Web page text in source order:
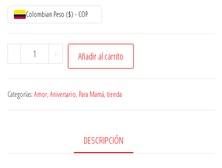
Colombian Peso ($) - COP
-
Caja
de
Burbuja
+ Añadir al carrito
Categorías: Amor, Aniversario, Para Mamá, tienda
DESCRIPCIÓN